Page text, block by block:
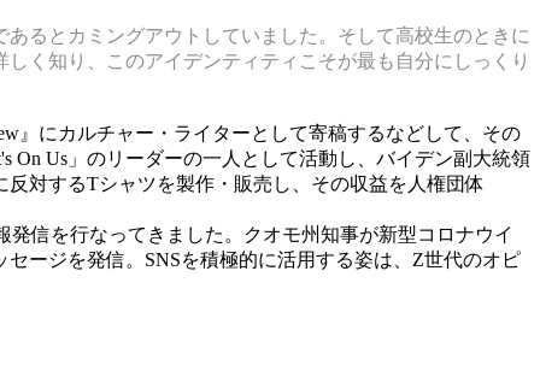
るとカミングアウトしていました。そして高校生のときに
く知り、このアイデンティティこそが最も自分にしっくり
』にカルチャー・ライターとして寄稿するなどして、その
On Us」のリーダーの一人として活動し、バイデン副大統領
対するTシャツを製作・販売し、その収益を人権団体
信を行なってきました。クオモ州知事が新型コロナウイ
ージを発信。SNSを積極的に活用する姿は、Z世代のオピ